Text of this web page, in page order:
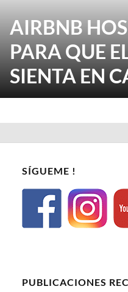
AIRBNB
PARA QUE
SIENTA EN
SÍGUEME !
PUBLICACIONES